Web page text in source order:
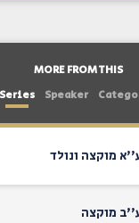
MORE FROM THIS
Series
Speaker
מוקצה ונולד
מוקצה